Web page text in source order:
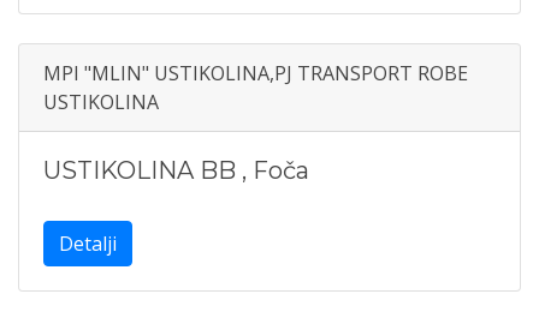
MPI "MLIN" USTIKOLINA,PJ TRANSPORT ROBE
USTIKOLINA
USTIKOLINA BB , Foča
Detalji